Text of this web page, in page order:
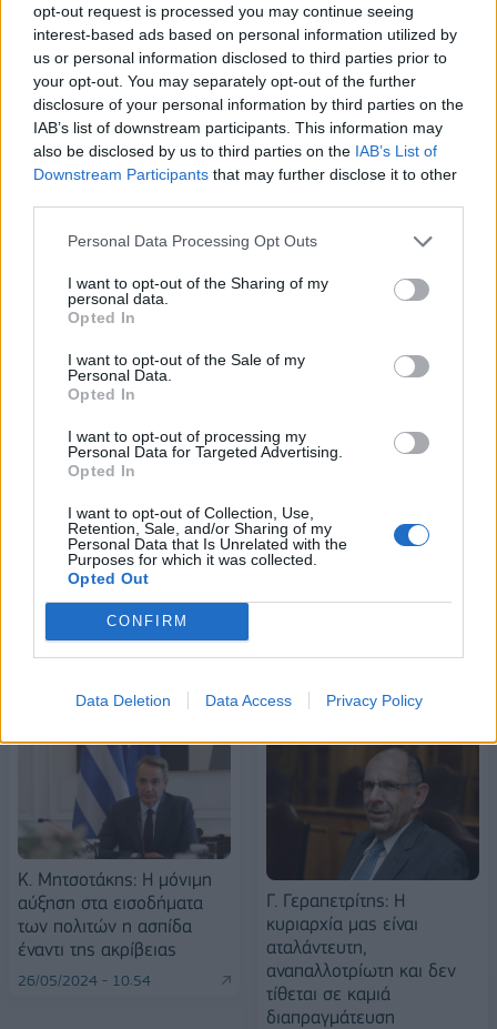
opt-out request is processed you may continue seeing
interest-based ads based on personal information utilized by
us or personal information disclosed to third parties prior to
your opt-out. You may separately opt-out of the further
disclosure of your personal information by third parties on the
IAB’s list of downstream participants. This information may
also be disclosed by us to third parties on the IAB’s List of
Downstream Participants that may further disclose it to other
Personal Data Processing Opt Outs
I want to opt-out of the Sharing of my
personal data.
Opted In
I want to opt-out of the Sale of my
Personal Data.
Opted In
I want to opt-out of processing my
Personal Data for Targeted Advertising.
Opted In
I want to opt-out of Collection, Use,
Retention, Sale, and/or Sharing of my
Personal Data that Is Unrelated with the
Purposes for which it was collected.
Opted Out
CONFIRM
Data Deletion Data Access Privacy Policy
Β.Σ. Καρούλιας: Τζίρος 98,7
εκατ. ευρώ και αύξηση κερδών
57% - Τα νέα στοιχήματα σε
low & non alcohol
Deloitte Ελλάδος:
Χρηματοοικονομικός
σύμβουλος της ΔΕΗ για την
είσοδο στην πολωνική αγορά
ενέργειας
Η Chery επενδύει 75 εκατ. δολάρια στην KG Mobility
Το FIAT 500 Hybrid τώρα από
18.990 ευρώ
Ατρόμητος και Novibet
συνεχίζουν μαζί: Ανανέωση της
FTSE4Good
Alpha Bank: Για πρώτη φορά το Αρχαίο Θέατρο Επιδαύρου άνοιξε τις
πύλες του σε όλους
K. Mητσοτάκης: Η μόνιμη
αύξηση στα εισοδήματα
των πολιτών η ασπίδα
έναντι της ακρίβειας
26/05/2024 - 10:54
Γ. Γεραπετρίτης: Η
κυριαρχία μας είναι
αταλάντευτη,
αναπαλλοτρίωτη και δεν
τίθεται σε καμιά
διαπραγμάτευση